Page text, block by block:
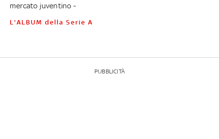
mercato juventino -
L'ALBUM della Serie A
PUBBLICITÀ